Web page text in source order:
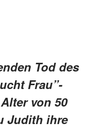
Tod des
Frau”-
von 50
Judith ihre